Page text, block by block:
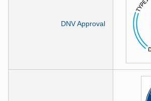
DNV Approval